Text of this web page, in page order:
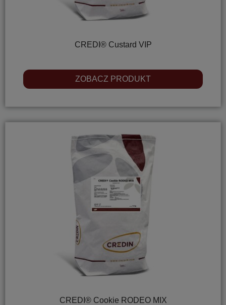
CREDI® Custard VIP
ZOBACZ PRODUKT
CREDI® Cookie RODEO MIX